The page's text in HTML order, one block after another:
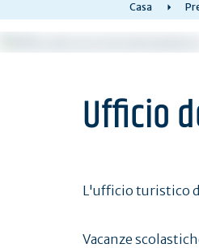
Casa
Ufficio
L'ufficio turistico
Vacanze